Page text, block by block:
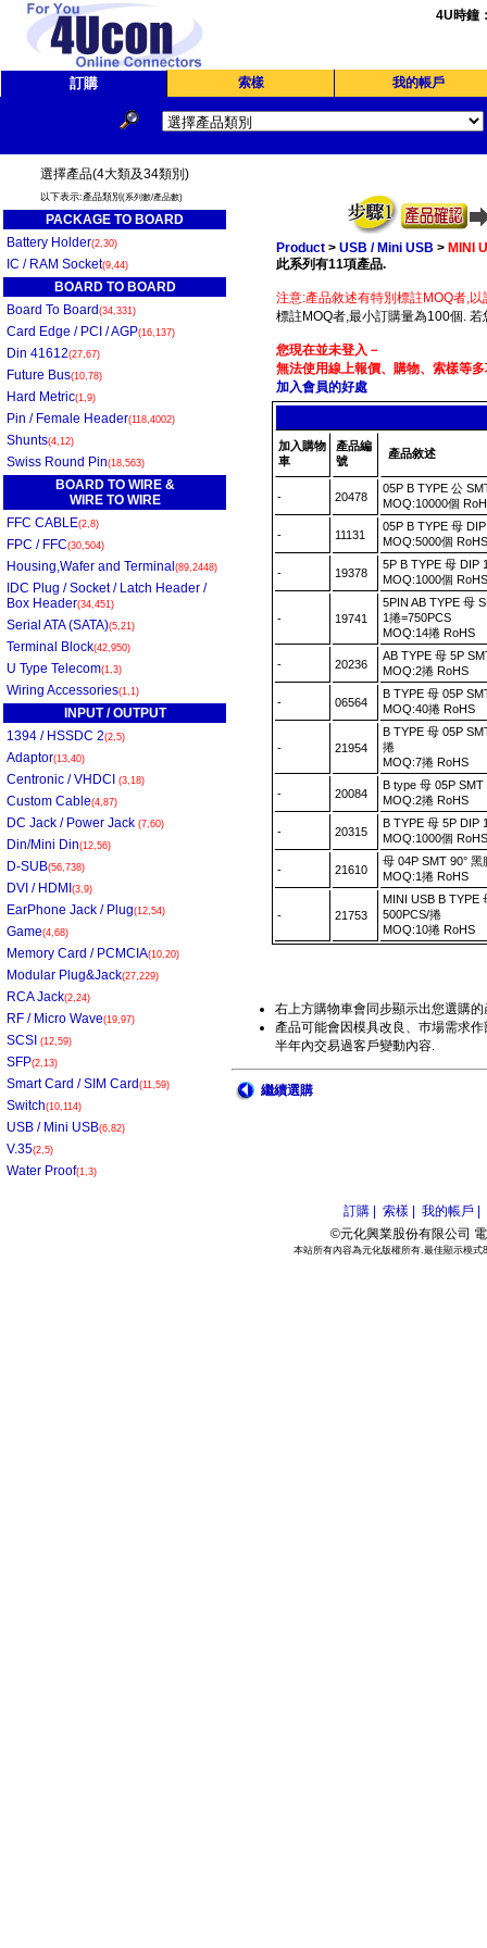
4U時鐘
訂購 索樣 我的帳戶
選擇產品(4大類及34類別)
以下表示:產品類別 (系列數/產品數)
PACKAGE TO BOARD
Battery Holder(2,30)
IC / RAM Socket(9,44)
BOARD TO BOARD
Board To Board (34,331)
Card Edge / PCI / AGP(16,137)
Din 41612(27,67)
Future Bus(10,78)
Hard Metric(1,9)
Pin / Female Header(118,4002)
Shunts(4,12)
Swiss Round Pin(18,563)
BOARD TO WIRE &
WIRE TO WIRE
FFC CABLE(2,8)
FPC / FFC(30,504)
Housing,Wafer and Terminal (89,2448)
IDC Plug / Socket / Latch Header /
Box Header(34,451)
Serial ATA (SATA)(5,21)
Terminal Block(42,950)
U Type Telecom(1,3)
Wiring Accessories(1,1)
INPUT / OUTPUT
1394 / HSSDC 2(2,5)
Adaptor(13,40)
Centronic / VHDCI (3,18)
Custom Cable(4,87)
DC Jack / Power Jack (7,60)
Din/Mini Din(12,56)
D-SUB(56,738)
DVI / HDMI (3,9)
EarPhone Jack / Plug(12,54)
Game(4,68)
Memory Card / PCMCIA(10,20)
Modular Plug&Jack(27,229)
RCA Jack(2,24)
RF / Micro Wave(19,97)
SCSI (12,59)
SFP(2,13)
Smart Card / SIM Card (11,59)
Switch(10,114)
USB / Mini USB(6,82)
V.35(2,5)
Water Proof(1,3)
Product > USB / Mini USB > MINI
此系列有11項產品.
注意:產品敘述有特別標註MOQ者,
標註MOQ者,最小訂購量為100個.
您現在並未登入－
無法使用線上報價、購物、索樣等
加入會員的好處
加入購物
車
產品編
號
產品敘述
- 20478
05P B TYPE 公
MOQ:10000個
- 11131
05P B TYPE 母
MOQ:5000個
- 19378
5P B TYPE 母 DIP
MOQ:1000個
- 19741
5PIN AB TYPE 母
1捲=750PCS
MOQ:14捲 RoHS
- 20236
AB TYPE 母 5P
MOQ:2捲 RoHS
- 06564
B TYPE 母 05P
MOQ:40捲 RoHS
- 21954
B TYPE 母 05P
捲
MOQ:7捲 RoHS
- 20084
B type 母 05P
MOQ:2捲 RoHS
- 20315
B TYPE 母 5P DIP
MOQ:1000個
- 21610
母 04P SMT 90°
MOQ:1捲 RoHS
- 21753
MINI USB B TYPE
500PCS/捲
MOQ:10捲 RoHS
右上方購物車會同步顯示出您選購的
產品可能會因模具改良、巿場需求
半年內交易過客戶變動內容.
繼續選購
訂購 | 索樣 |
我的帳戶 |
©元化興業股份有限公司
本站所有內容為元化版權所有.最佳顯示模